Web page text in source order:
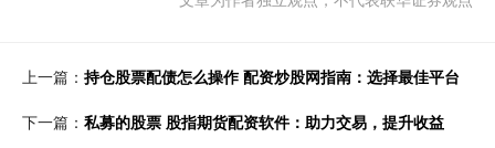
上一篇： 持仓股票配债怎么操作 配资炒股网指南：选择最佳平台
下一篇： 私募的股票 股指期货配资软件：助力交易，提升收益